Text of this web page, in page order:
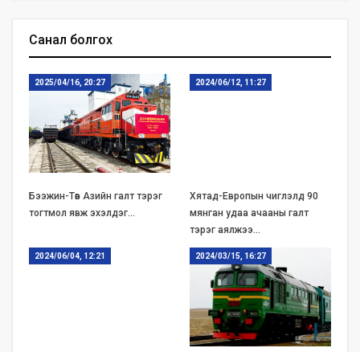
Санал болгох
2025/04/16, 20:27
Бээжин-Төв Азийн галт тэрэг
тогтмол явж эхэлдэг…
2024/06/12, 11:27
Хятад-Европын чиглэлд 90
мянган удаа ачааны галт
тэрэг аялжээ…
2024/06/04, 12:21 2024/03/15, 16:27